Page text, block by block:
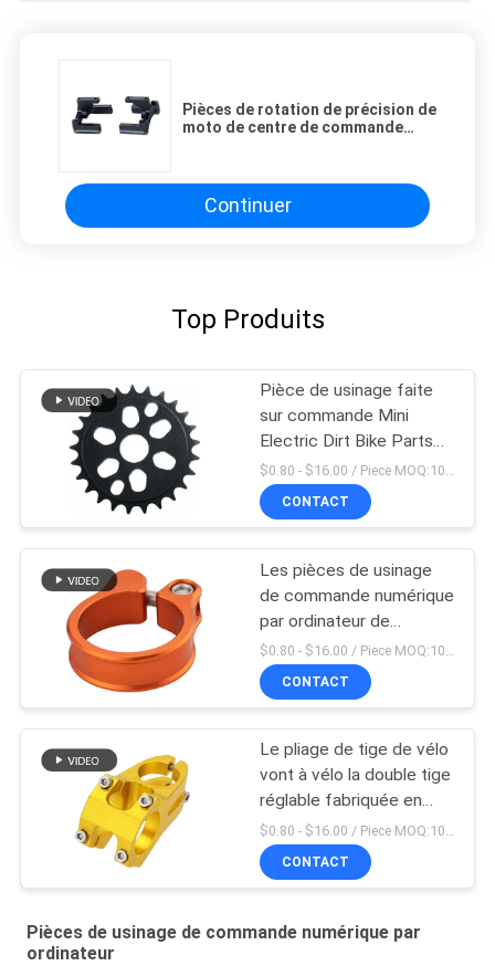
Pièces de rotation de précision de
moto de centre de commande
Continuer
Top Produits
Pièce de usinage faite
sur commande Mini
Electric Dirt Bike Parts
de commande numérique
par ordinateur d'OEM
$0.80 - $16.00 / Piece MOQ:10 morceaux
CONTACT
Les pièces de usinage
de commande numérique
par ordinateur de
précision font du vélo 5 x
4 pouces de bride de
Seatpost
$0.80 - $16.00 / Piece MOQ:10 morceaux
CONTACT
Le pliage de tige de vélo
vont à vélo la double tige
réglable fabriquée en
Chine
CONTACT
Pièces de usinage de commande numérique par
ordinateur